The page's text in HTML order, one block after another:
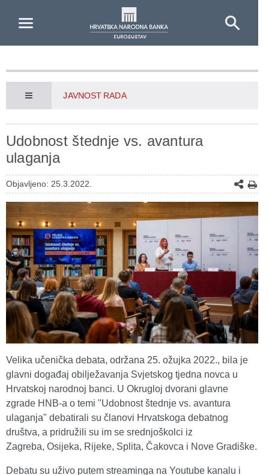
JAVNOST RADA
Udobnost štednje vs. avantura
ulaganja
Objavljeno: 25.3.2022.
Velika učenička debata, održana 25. ožujka 2022., bila je
glavni događaj obilježavanja Svjetskog tjedna novca u
Hrvatskoj narodnoj banci. U Okrugloj dvorani glavne
zgrade HNB-a o temi "Udobnost štednje vs. avantura
ulaganja" debatirali su članovi Hrvatskoga debatnog
društva, a pridružili su im se srednjoškolci iz
Zagreba, Osijeka, Rijeke, Splita, Čakovca i Nove Gradiške.
Debatu su uživo putem streaminga na Youtube kanalu i